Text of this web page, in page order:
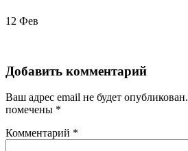
12 Фев
Добавить комментарий
Ваш адрес email не будет опубликован.
помечены *
Комментарий *